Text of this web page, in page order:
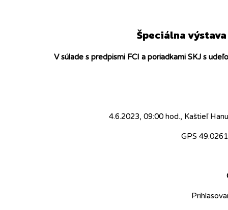
Špeciálna
V súlade s predpismi FCI a poriadkami SKJ s
4.6.2023, 09:00 hod., Kaštieľ
GPS